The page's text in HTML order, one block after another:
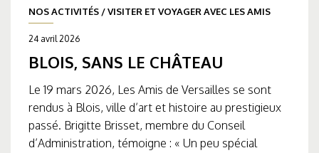
NOS ACTIVITÉS /VISITER ET VOYAGER AVEC LES AMIS
24 avril 2026
BLOIS, SANS LE CHÂTEAU
Le 19 mars 2026, Les Amis de Versailles se sont
rendus à Blois, ville d’art et histoire au prestigieux
passé. Brigitte Brisset, membre du Conseil
d’Administration, témoigne : « Un peu spécial